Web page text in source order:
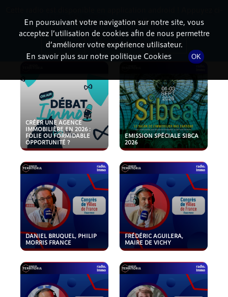
PODCASTS
CRÉER UNE AGENCE
IMMOBILIÈRE EN 2026 :
FOLIE OU FORMIDABLE
OPPORTUNITÉ ?
EMISSION SPÉCIALE SIBCA
2026
DANIEL BRUQUEL, PHILIP
MORRIS FRANCE
FRÉDÉRIC AGUILERA,
MAIRE DE VICHY
En poursuivant votre navigation sur notre site, vous
acceptez l’utilisation de cookies afin de nous permettre
d’améliorer votre expérience utilisateur.
En savoir plus sur notre politique Cookies
OK
dessous pour l'installer.
Non merci Télécharger l'application